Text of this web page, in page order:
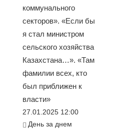
коммунального
секторов». «Если бы
я стал министром
сельского хозяйства
Казахстана…». «Там
фамилии всех, кто
был приближен к
власти»
27.01.2025 12:00
День за днем